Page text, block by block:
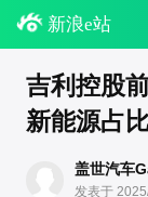
新浪e站
吉利控股
新能源占
盖世汽车
发表于